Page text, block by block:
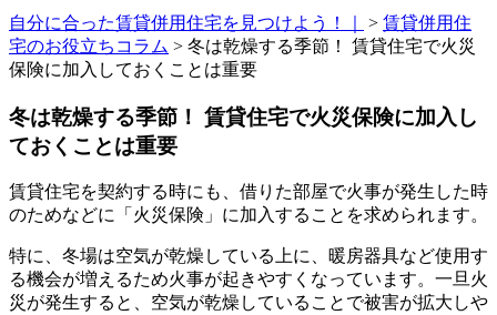
自分に合った賃貸併用住宅を見つけよう！｜ > 賃貸併用住
宅のお役立ちコラム > 冬は乾燥する季節！ 賃貸住宅で火災
保険に加入しておくことは重要
冬は乾燥する季節！ 賃貸住宅で火災保険に加入し
ておくことは重要
賃貸住宅を契約する時にも、借りた部屋で火事が発生した時
のためなどに「火災保険」に加入することを求められます。
特に、冬場は空気が乾燥している上に、暖房器具など使用す
る機会が増えるため火事が起きやすくなっています。一旦火
災が発生すると、空気が乾燥していることで被害が拡大しや